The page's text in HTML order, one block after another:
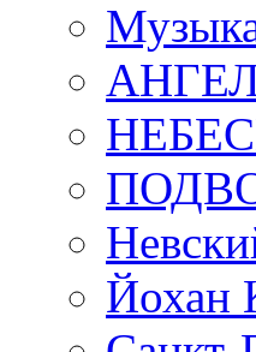
Йохан